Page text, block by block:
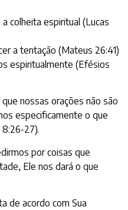
colheita espiritual (Lucas
a tentação (Mateus 26:41)
espiritualmente (Efésios
nossas orações não são
especificamente o que
27).
por coisas que
Ele nos dará o que
de acordo com Sua